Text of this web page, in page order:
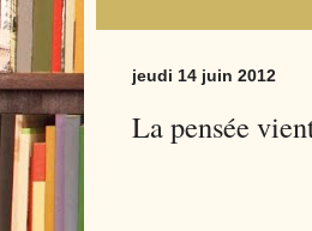
jeudi 14 juin 2012
La pensée